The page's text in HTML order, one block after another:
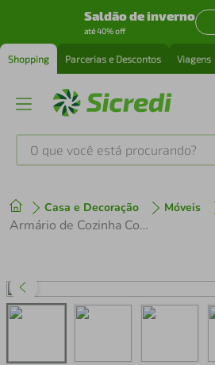
Saldão de inverno
até 40% off
Shopping Parcerias e Descontos Viagens
O que você está procurando?
Casa e Decoração Móveis
Armário de Cozinha Completa 270 cm Branco/Preto Lux Madesa 05
1º tenis
perfume